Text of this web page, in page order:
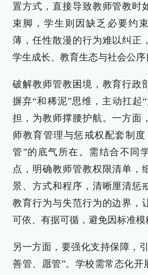
置方式，直接导致教师管教时
束脚，学生则因缺乏必要约
薄，任性散漫的行为难以纠正
学生成长、教育生态与社会公序
破解教师管教困境，教育行政
摒弃“和稀泥”思维，主动扛起
担，为教师撑腰护航。一方面
师教育管理与惩戒权配套制
管”的底气所在。需结合不同
点，明确教师管教权限清单，
景、方式和程序，清晰厘清惩
教育行为与失范行为的边界，
可依、有据可循，避免因标准模
另一方面，要强化支持保障，引
善管、愿管”。学校需常态化开